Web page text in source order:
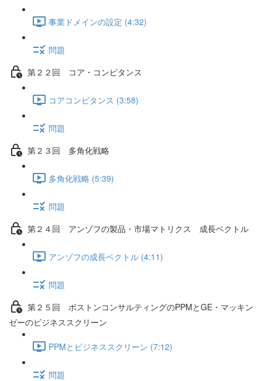
事業ドメインの設定 (4:32)
問題
第２２回 コア・コンピタンス
コアコンピタンス (3:58)
問題
第２３回 多角化戦略
多角化戦略 (5:39)
問題
第２４回 アンゾフの製品・市場マトリクス 成長ベクトル
アンゾフの成長ベクトル (4:11)
問題
第２５回 ボストンコンサルティングのPPMとGE・マッキン
ゼーのビジネススクリーン
PPMとビジネススクリーン (7:12)
問題